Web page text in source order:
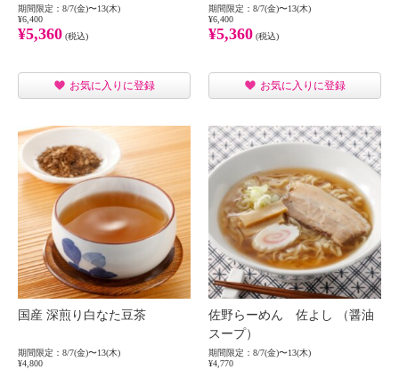
期間限定：8/7(金)〜13(木)
¥6,400
¥5,360 (税込)
お気に入りに登録
期間限定：8/7(金)〜13(木)
¥6,400
¥5,360 (税込)
お気に入りに登録
国産 深煎り白なた豆茶
期間限定：8/7(金)〜13(木)
¥4,800
佐野らーめん 佐よし （醤油
スープ）
期間限定：8/7(金)〜13(木)
¥4,770